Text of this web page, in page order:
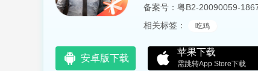
备案号： 粤B2-20090059-
相关标签：
吃鸡
安卓版下载
苹果下载
需跳转App Store下载